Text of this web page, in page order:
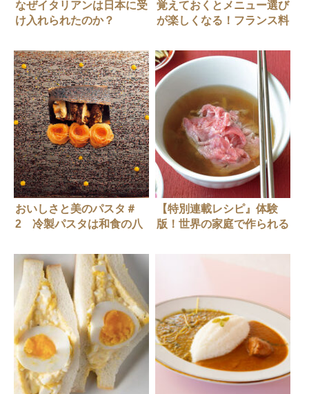
なぜイタリアンは日本に受
け入れられたのか？
覚えておくとメニュー選び
が楽しくなる！フランス料
おいしさと美のパスタ＃
2 冷製パスタは和食の八
【特別連載レシピ』体験
版！世界の家庭で作られる
（ニュウロンタン）